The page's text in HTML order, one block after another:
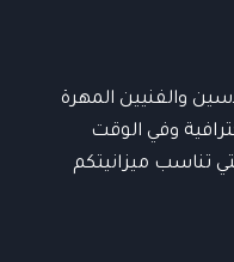
والفنيين المهرة
وفي الوقت
تناسب ميزانيتكم